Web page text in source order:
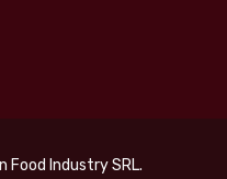
Industry SRL.